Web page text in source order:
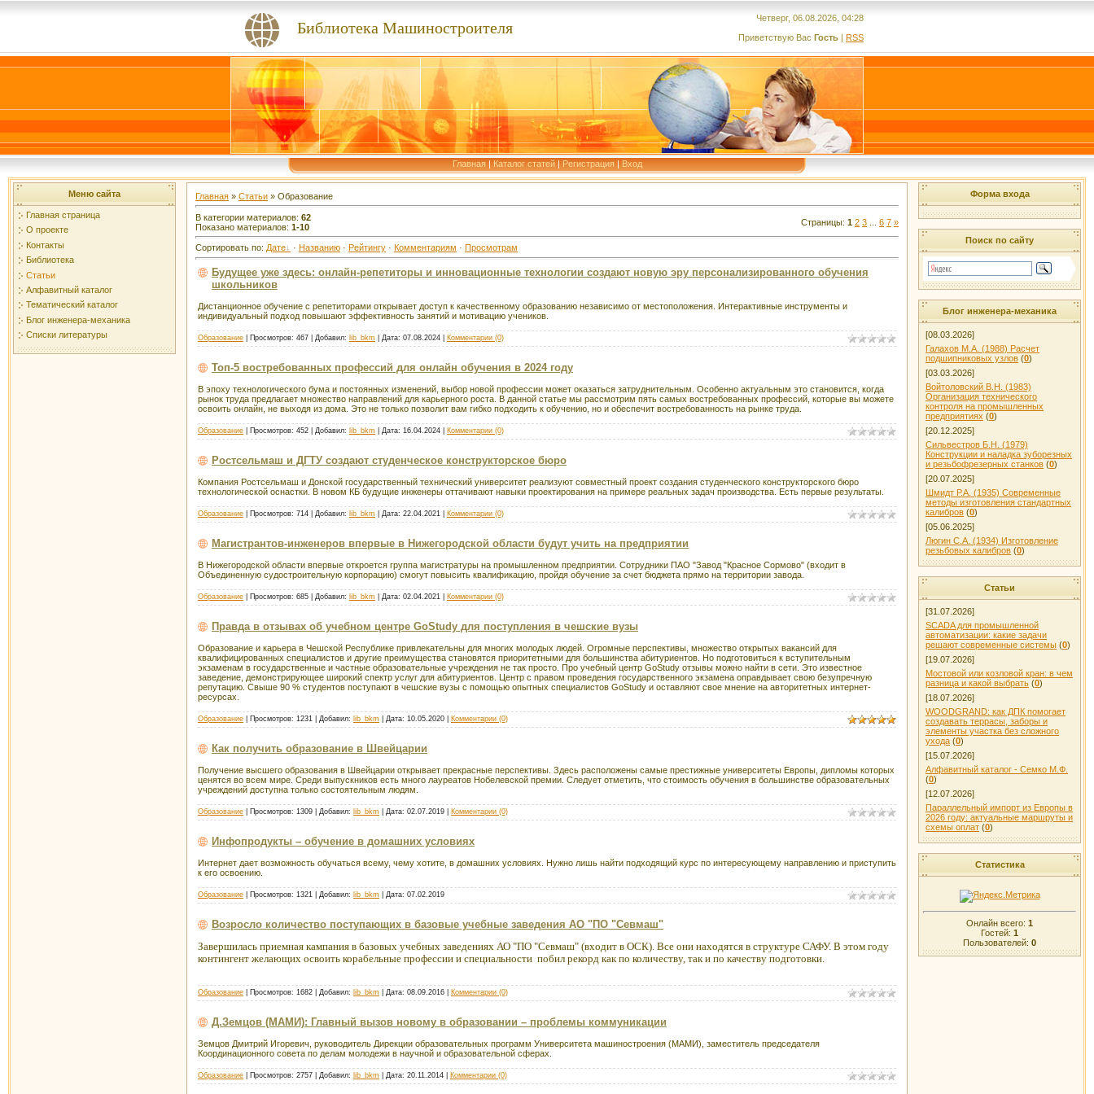
Библиотека Машиностроителя
Четверг, 06.08.2026, 04:28
Приветствую Вас Гость | RSS
Главная| Каталог статей| Регистрация| Вход
Меню сайта
Главная страница
О проекте
Контакты
Библиотека
Статьи
Алфавитный каталог
Тематический каталог
Блог инженера-механика
Списки литературы
Главная » Статьи » Образование
В категории материалов: 62
Показано материалов: 1-10 Страницы: 1 2 3 6 7 »
Сортировать по: Дате · Названию · Рейтингу · Комментариям · Просмотрам
Будущее уже здесь: онлайн-репетиторы и инновационные технологии создают новую эру персонализированного обучения
школьников
Дистанционное обучение с репетиторами открывает доступ к качественному образованию независимо от местоположения. Интерактивные инструменты и
индивидуальный подход повышают эффективность занятий и мотивацию учеников.
Образование | Просмотров: 467 | Добавил: lib_bkm | Дата: 07.08.2024 Комментарии (0)
Топ-5 востребованных профессий для онлайн обучения в 2024 году
В эпоху технологического бума и постоянных изменений, выбор новой профессии может оказаться затруднительным. Особенно актуальным это становится, когда
рынок труда предлагает множество направлений для карьерного роста. В данной статье мы рассмотрим пять самых востребованных профессий, которые вы можете
освоить онлайн, не выходя из дома. Это не только позволит вам гибко подходить к обучению, но и обеспечит востребованность на рынке труда.
Образование | Просмотров: 452 | Добавил: lib_bkm | Дата: 16.04.2024 Комментарии (0)
Ростсельмаш и ДГТУ создают студенческое конструкторское бюро
Компания Ростсельмаш и Донской государственный технический университет реализуют совместный проект создания студенческого конструкторского бюро
технологической оснастки. В новом КБ будущие инженеры оттачивают навыки проектирования на примере реальных задач производства. Есть первые результаты.
Образование | Просмотров: 714 | Добавил: lib_bkm | Дата: 22.04.2021 Комментарии (0)
Магистрантов-инженеров впервые в Нижегородской области будут учить на предприятии
В Нижегородской области впервые откроется группа магистратуры на промышленном предприятии. Сотрудники ПАО "Завод "Красное Сормово" (входит в
Объединенную судостроительную корпорацию) смогут повысить квалификацию, пройдя обучение за счет бюджета прямо на территории завода.
Образование | Просмотров: 685 | Добавил: lib_bkm | Дата: 02.04.2021 Комментарии (0)
Правда в отзывах об учебном центре GoStudy для поступления в чешские вузы
Образование и карьера в Чешской Республике привлекательны для многих молодых людей. Огромные перспективы, множество открытых вакансий для
квалифицированных специалистов и другие преимущества становятся приоритетными для большинства абитуриентов. Но подготовиться к вступительным
экзаменам в государственные и частные образовательные учреждения не так просто. Про учебный центр GoStudy отзывы можно найти в сети. Это известное
заведение, демонстрирующее широкий спектр услуг для абитуриентов. Центр с правом проведения государственного экзамена оправдывает свою безупречную
репутацию. Свыше 90 % студентов поступают в чешские вузы с помощью опытных специалистов GoStudy и оставляют свое мнение на авторитетных интернет-
ресурсах.
Образование | Просмотров: 1231 | Добавил: lib_bkm | Дата: 10.05.2020 Комментарии (0)
Как получить образование в Швейцарии
Получение высшего образования в Швейцарии открывает прекрасные перспективы. Здесь расположены самые престижные университеты Европы, дипломы которых
ценятся во всем мире. Среди выпускников есть много лауреатов Нобелевской премии. Следует отметить, что стоимость обучения в большинстве образовательных
учреждений доступна только состоятельным людям.
Образование | Просмотров: 1309 | Добавил: lib_bkm | Дата: 02.07.2019 Комментарии (0)
Инфопродукты – обучение в домашних условиях
Интернет дает возможность обучаться всему, чему хотите, в домашних условиях. Нужно лишь найти подходящий курс по интересующему направлению и приступить
к его освоению.
Образование | Просмотров: 1321 | Добавил: lib_bkm | Дата: 07.02.2019
Возросло количество поступающих в базовые учебные заведения АО "ПО "Севмаш"
Завершилась приемная кампания в базовых учебных заведениях АО "ПО "Севмаш" (входит в ОСК). Все они находятся в структуре САФУ. В этом году
контингент желающих освоить корабельные профессии и специальности побил рекорд как по количеству, так и по качеству подготовки.
Образование | Просмотров: 1682 | Добавил: lib_bkm | Дата: 08.09.2016 Комментарии (0)
Д.Земцов (МАМИ): Главный вызов новому в образовании – проблемы коммуникации
Земцов Дмитрий Игоревич, руководитель Дирекции образовательных программ Университета машиностроения (МАМИ), заместитель председателя
Координационного совета по делам молодежи в научной и образовательной сферах.
Образование | Просмотров: 2757 | Добавил: lib_bkm | Дата: 20.11.2014 Комментарии (0)
Форма входа
Поиск по сайту
Блог инженера-механика
[08.03.2026]
Галахов М.А. (1988) Расчет
подшипниковых узлов (0)
[03.03.2026]
Войтоловский В.Н. (1983)
Организация технического
контроля на промышленных
предприятиях (0)
[20.12.2025]
Сильвестров Б.Н. (1979)
Конструкции и наладка зуборезных
и резьбофрезерных станков (0)
[20.07.2025]
Шмидт Р.А. (1935) Современные
методы изготовления стандартных
калибров (0)
[05.06.2025]
Люгин С.А. (1934) Изготовление
резьбовых калибров (0)
Статьи
[31.07.2026]
SCADA для промышленной
автоматизации: какие задачи
решают современные системы (0)
[19.07.2026]
Мостовой или козловой кран: в чем
разница и какой выбрать (0)
[18.07.2026]
WOODGRAND: как ДПК помогает
создавать террасы, заборы и
элементы участка без сложного
ухода (0)
[15.07.2026]
Алфавитный каталог - Семко М.Ф.
(0)
[12.07.2026]
Параллельный импорт из Европы в
2026 году: актуальные маршруты и
схемы оплат (0)
Статистика
Онлайн всего: 1
Гостей: 1
Пользователей: 0